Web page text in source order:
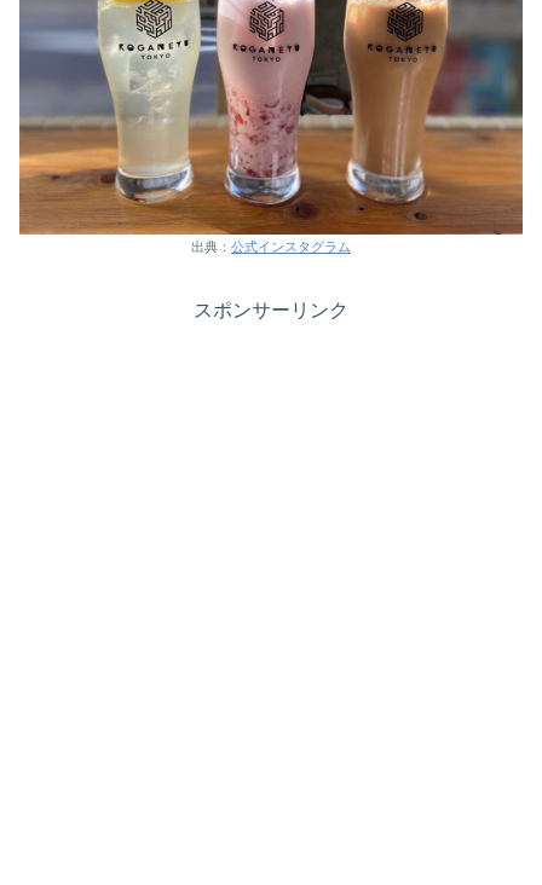
出典： 公式インスタグラム
スポンサーリンク